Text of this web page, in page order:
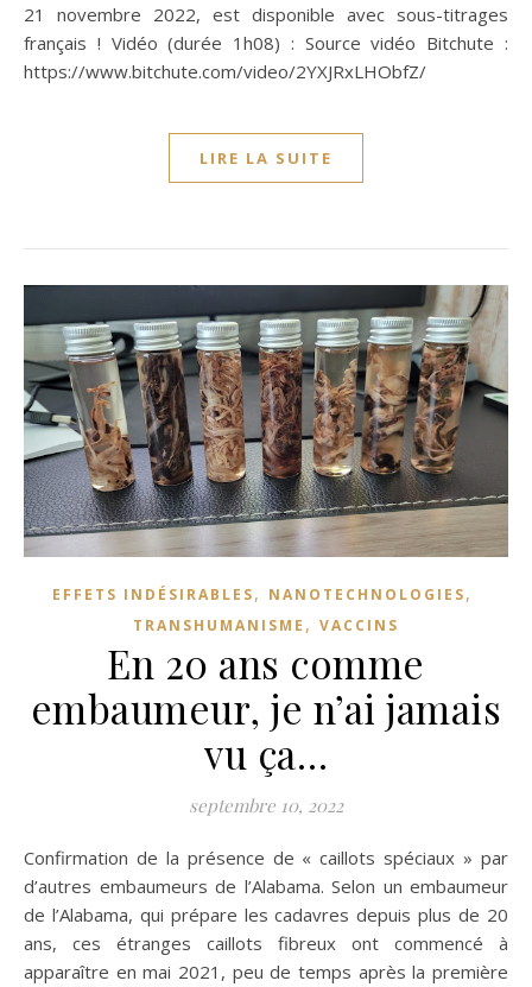
21 novembre 2022, est disponible avec sous-titrages
français ! Vidéo (durée 1h08) : Source vidéo Bitchute :
https://www.bitchute.com/video/2YXJRxLHObfZ/
LIRE LA SUITE
EFFETS INDÉSIRABLES, NANOTECHNOLOGIES,
TRANSHUMANISME , VACCINS
En 20 ans comme
embaumeur, je n’ai jamais
vu ça…
septembre 10, 2022
Confirmation de la présence de « caillots spéciaux » par
d’autres embaumeurs de l’Alabama. Selon un embaumeur
de l’Alabama, qui prépare les cadavres depuis plus de 20
ans, ces étranges caillots fibreux ont commencé à
apparaître en mai 2021, peu de temps après la première